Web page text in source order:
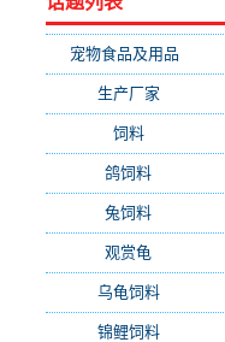
理肠胃乌龟-饲料(神阳旗
舰店仅售68元)
宠物食品及用品
生产厂家
饲料(281)
鸽饲料
兔饲料
观赏龟
乌龟饲料(143)
锦鲤饲料(132)